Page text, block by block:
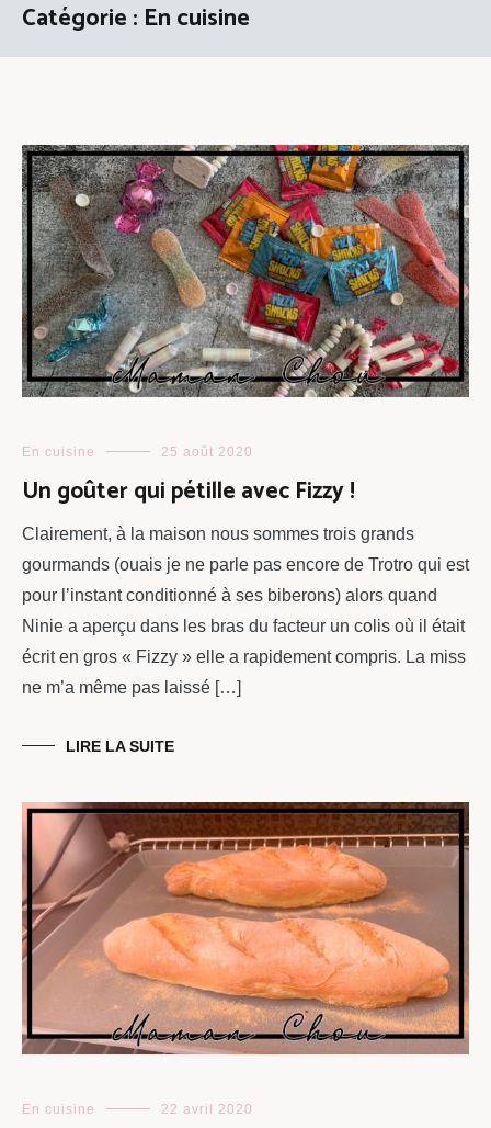
Catégorie : En cuisine
En cuisine 25 août 2020
Un goûter qui pétille avec Fizzy !
Clairement, à la maison nous sommes trois grands
gourmands (ouais je ne parle pas encore de Trotro qui est
pour l’instant conditionné à ses biberons) alors quand
Ninie a aperçu dans les bras du facteur un colis où il était
écrit en gros « Fizzy » elle a rapidement compris. La miss
ne m’a même pas laissé […]
LIRE LA SUITE
En cuisine 22 avril 2020